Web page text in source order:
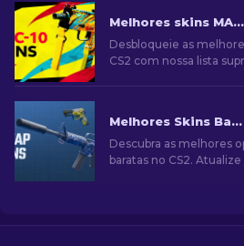
Melhores skins MAC-10 no CS2: Lista Classificada [2026]
Desbloqueie as
CS2 com nossa lista
Melhores Skins Baratas no CS2 [2026]
Descubra as melhores
baratas no CS2.